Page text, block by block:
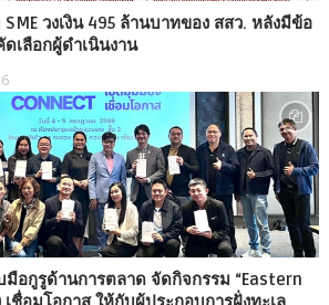
วงเงิน 495 ล้านบาทของ สสว. หลังมีข้อ
เลือกผู้ดำเนินงาน
อกูรูด้านการตลาด จัดกิจกรรม “Eastern